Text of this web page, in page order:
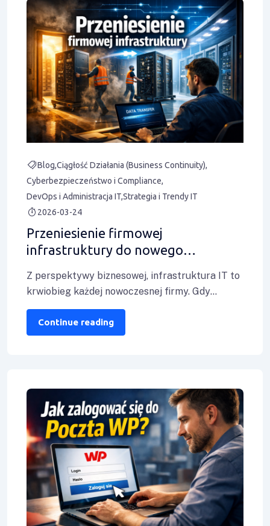
Blog Ciągłość Działania (Business Continuity)
Cyberbezpieczeństwo i Compliance
DevOps i Administracja ITStrategia i Trendy IT
2026-03-24
Przeniesienie firmowej
infrastruktury do nowego
i najczęstsze błędy
Z perspektywy biznesowej, infrastruktura IT to
krwiobieg każdej nowoczesnej firmy. Gdy
obecne serwery przestają nadążać za
wzrostem, pojawiają się problemy
Continue reading